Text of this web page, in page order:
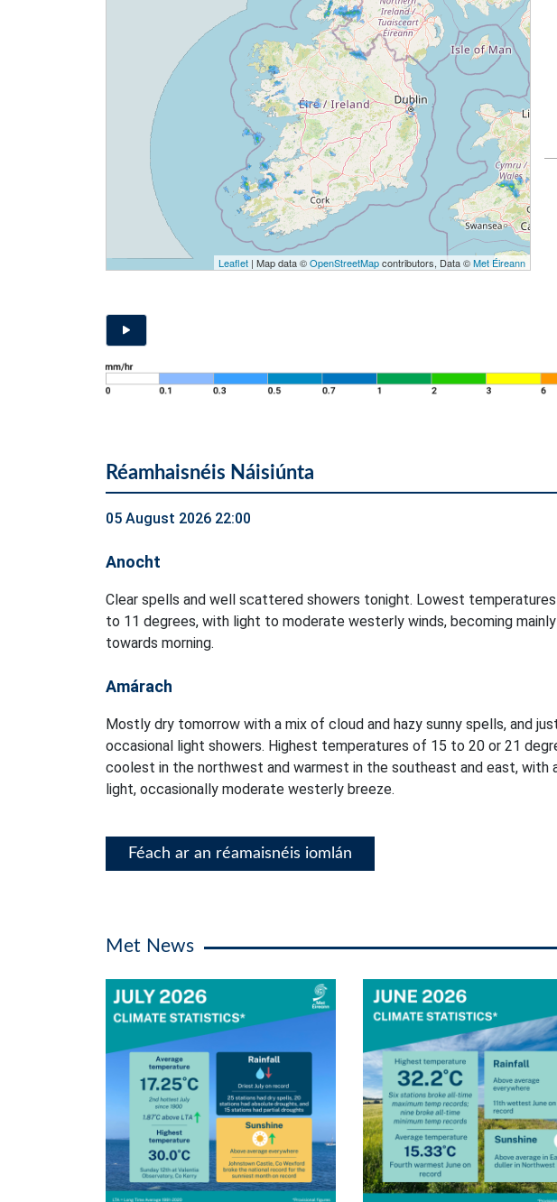
Leaflet| Map data ©OpenStreetMapcontributors, Data ©Met Éireann
Réamhaisnéis Náisiúnta
05 August 2026 22:00
Anocht
Clear spells and well scattered showers tonight. Lowest
to 11 degrees, with light to moderate westerly winds, becoming
towards morning.
Amárach
Mostly dry tomorrow with a mix of cloud and hazy sunny spells, and
occasional light showers. Highest temperatures of 15 to 20 or 21
coolest in the northwest and warmest in the southeast and east, with
light, occasionally moderate westerly breeze.
Féach ar an réamaisnéis iomlán
Met News